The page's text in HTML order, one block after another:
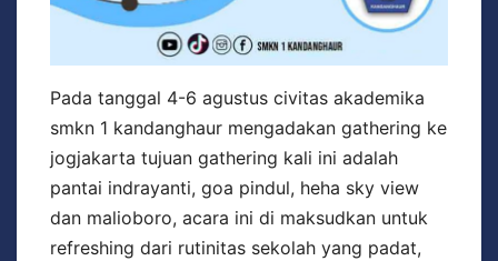
Pada tanggal 4-6 agustus civitas akademika
smkn 1 kandanghaur mengadakan gathering ke
jogjakarta tujuan gathering kali ini adalah
pantai indrayanti, goa pindul, heha sky view
dan malioboro, acara ini di maksudkan untuk
refreshing dari rutinitas sekolah yang padat,